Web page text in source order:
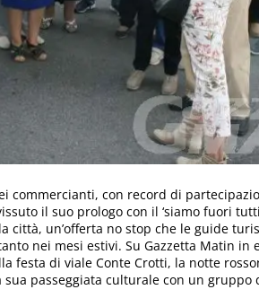
commercianti, con record di
il suo prologo con il ‘siamo fuori
città, un’offerta no stop che le guide
nei mesi estivi. Su Gazzetta Matin in
festa di viale Conte Crotti, la notte
passeggiata culturale con un gruppo